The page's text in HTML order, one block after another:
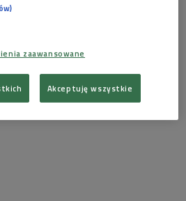
zaawansowane
Akceptuję wszystkie